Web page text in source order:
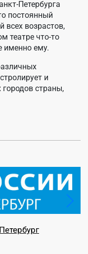
Петербурга
постоянный
всех возрастов,
театре что-то
именно ему.
и
страны,